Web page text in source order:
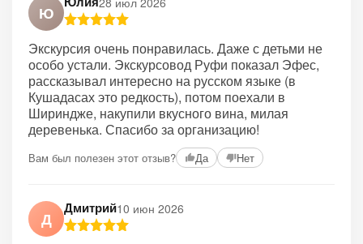
Ю
Экскурсия очень понравилась. Даже с детьми не
особо устали. Экскурсовод Руфи показал Эфес,
рассказывал интересно на русском языке (в
Кушадасах это редкость), потом поехали в
Шириндже, накупили вкусного вина, милая
деревенька. Спасибо за организацию!
Вам был полезен этот отзыв? Да Нет
Д
Дмитрий10 июн 2026